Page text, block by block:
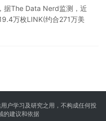
据The Data Nerd监测，近
万枚LINK(约合271万美
户学习及研究之用，不构成任何投
的建议和依据